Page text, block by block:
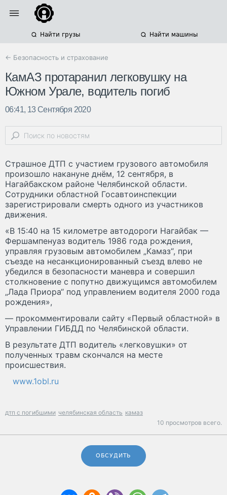
Найти грузы Найти машины
← Безопасность и страхование
КамАЗ протаранил легковушку на
Южном Урале, водитель погиб
06:41, 13 Сентября 2020
Страшное ДТП с участием грузового автомобиля
произошло накануне днём, 12 сентября, в
Нагайбакском районе Челябинской области.
Сотрудники областной Госавтоинспекции
зарегистрировали смерть одного из участников
движения.
«В 15:40 на 15 километре автодороги Нагайбак —
Фершампенуаз водитель 1986 года рождения,
управляя грузовым автомобилем „Камаз“, при
съезде на несанкционированный съезд влево не
убедился в безопасности маневра и совершил
столкновение с попутно движущимся автомобилем
„Лада Приора“ под управлением водителя 2000 года
рождения»,
— прокомментировали сайту «Первый областной» в
Управлении ГИБДД по Челябинской области.
В результате ДТП водитель «легковушки» от
полученных травм скончался на месте
происшествия.
www.1obl.ru
дтп с погибшими челябинская область камаз
10 просмотров всего.
ОБСУДИТЬ